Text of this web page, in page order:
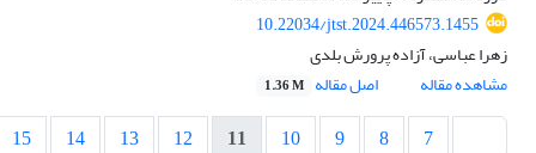
10.22034/jtst.2024.446573.1455
زهرا عباسی، آزاده پرورش بلدی
مشاهده مقاله
اصل مقاله 1.36 M
7
8
9
10
11
12
13
14
15